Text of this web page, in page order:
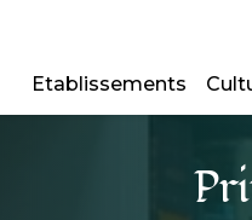
Etablissements